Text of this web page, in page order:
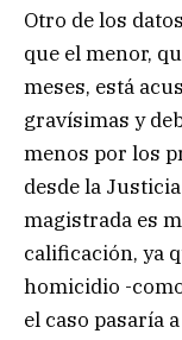
Otro de los
que el menor,
meses, está
gravísimas y
menos por los
desde la
magistrada es
calificación, ya
homicidio -
el caso pasaría